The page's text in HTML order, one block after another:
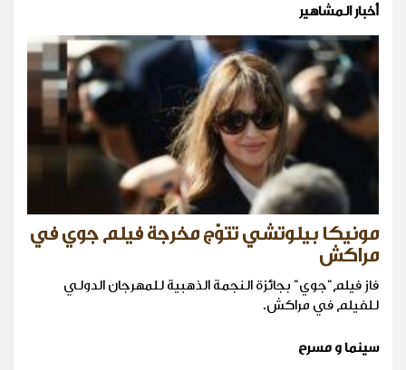
أخبار المشاهير
مونيكا بيلوتشي تتوّج مخرجة فيلم جوي في
مراكش
فاز فيلم"جوي" بجائزة النجمة الذهبية للمهرجان الدولي
للفيلم في مراكش.
سينما و مسرح